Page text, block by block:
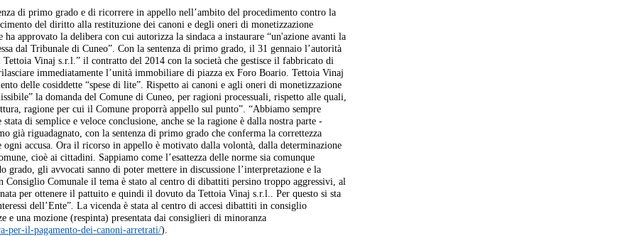
di primo grado e di ricorrere in appello nell’ambito del procedimento contro la
del diritto alla restituzione dei canoni e degli oneri di monetizzazione
approvato la delibera con cui autorizza la sindaca a instaurare “un'azione avanti la
dal Tribunale di Cuneo”. Con la sentenza di primo grado, il 31 gennaio l’autorità
Vinaj s.r.l.” il contratto del 2014 con la società che gestisce il fabbricato di
immediatamente l’unità immobiliare di piazza ex Foro Boario. Tettoia Vinaj
delle cosiddette “spese di lite”. Rispetto ai canoni e agli oneri di monetizzazione
la domanda del Comune di Cuneo, per ragioni processuali, rispetto alle quali,
ragione per cui il Comune proporrà appello sul punto”. “Abbiamo sempre
di semplice e veloce conclusione, anche se la ragione è dalla nostra parte -
già riguadagnato, con la sentenza di primo grado che conferma la correttezza
ogni accusa. Ora il ricorso in appello è motivato dalla volontà, dalla determinazione
cioè ai cittadini. Sappiamo come l’esattezza delle norme sia comunque
grado, gli avvocati sanno di poter mettere in discussione l’interpretazione e la
Comunale il tema è stato al centro di dibattiti persino troppo aggressivi, al
per ottenere il pattuito e quindi il dovuto da Tettoia Vinaj s.r.l.. Per questo si sta
dell’Ente” La vicenda è stata al centro di accesi dibattiti in consiglio
e una mozione (respinta) presentata dai consiglieri di minoranza
per-il-pagamento-dei-canoni-arretrati/).